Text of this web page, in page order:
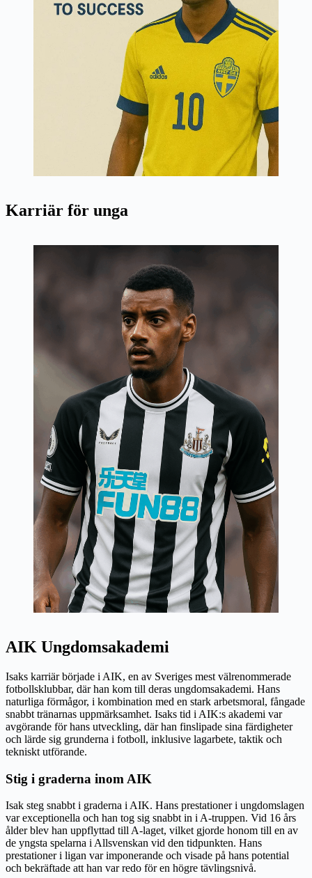
Karriär för unga
AIK Ungdomsakademi
Isaks karriär började i AIK, en av Sveriges mest välrenommerade
fotbollsklubbar, där han kom till deras ungdomsakademi. Hans
naturliga förmågor, i kombination med en stark arbetsmoral, fångade
snabbt tränarnas uppmärksamhet. Isaks tid i AIK:s akademi var
avgörande för hans utveckling, där han finslipade sina färdigheter
och lärde sig grunderna i fotboll, inklusive lagarbete, taktik och
tekniskt utförande.
Stig i graderna inom AIK
Isak steg snabbt i graderna i AIK. Hans prestationer i ungdomslagen
var exceptionella och han tog sig snabbt in i A-truppen. Vid 16 års
ålder blev han uppflyttad till A-laget, vilket gjorde honom till en av
de yngsta spelarna i Allsvenskan vid den tidpunkten. Hans
prestationer i ligan var imponerande och visade på hans potential
och bekräftade att han var redo för en högre tävlingsnivå.